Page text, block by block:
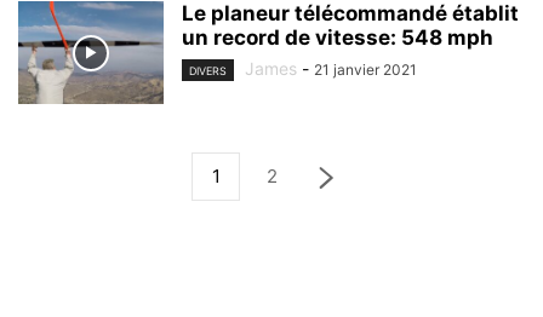
Le planeur télécommandé établit
un record de vitesse: 548 mph
DIVERS James - 21 janvier 2021
1 2